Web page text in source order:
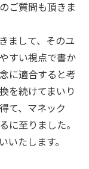
ご質問も頂きま
まして、そのユ
すい視点で書か
に適合すると考
を続けてまいり
て、マネック
に至りました。
たします。